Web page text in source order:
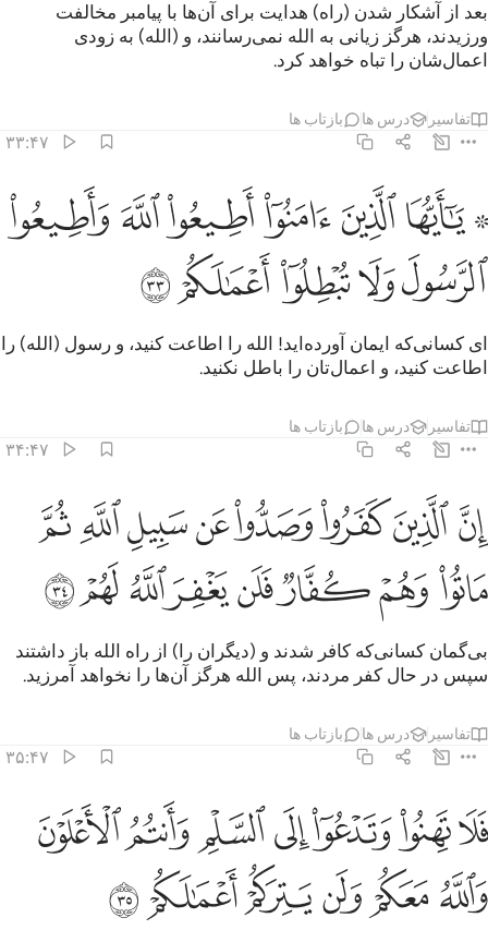
بعد از آشکار شدن (راه) هدایت برای آن‌ها با پیامبر مخالفت
ورزیدند، هرگز زیانی به الله نمی‌رسانند، و (الله) به زودی
اعمال‌شان را تباه خواهد کرد.
تفاسیر درس ها بازتاب ها
۳۳:۴۷
۞ يا ايها الذين امنوا اطيعوا الله واطيعوا الرسول ولا تبطلوا اعمالكم ٣٣
۞ يَـٰٓأَيُّهَا ٱلَّذِينَ ءَامَنُوٓا۟ أَطِيعُوا۟ ٱللَّهَ وَأَطِيعُوا۟ ٱلرَّسُولَ وَلَا تُبْطِلُوٓا۟
ﱯ ﱰﱱﱲﱳﱴﱵ
ﱶﱷﱸﱹﱺ
ای کسانی‌که ایمان آورده‌اید! الله را اطاعت کنید، و رسول (الله) را
اطاعت کنید، و اعمال‌تان را باطل نکنید.
تفاسیر درس ها بازتاب ها
۳۴:۴۷
ان الذين كفروا وصدوا عن سبيل الله ثم ماتوا وهم كفار فلن يغفر الله
إِنَّ ٱلَّذِينَ كَفَرُوا۟ وَصَدُّوا۟ عَن سَبِيلِ ٱللَّهِ ثُمَّ مَاتُوا۟ وَهُمْ كُفَّارٌۭ فَلَن
ﱻﱼﱽﱾﱿﲀﲁﲂ
ﲃﲄﲅﲆﲇﲈﲉﲊ
بی‌گمان کسانی‌که کافر شدند و (دیگران را) از راه الله باز داشتند
سپس در حال کفر مردند، پس الله هرگز آن‌ها را نخواهد آمرزید.
تفاسیر درس ها بازتاب ها
۳۵:۴۷
فلا تهنوا وتدعوا الى السلم وانتم الاعلون والله معكم ولن يتركم اعمالكم
فَلَا تَهِنُوا۟ وَتَدْعُوٓا۟ إِلَى ٱلسَّلْمِ وَأَنتُمُ ٱلْأَعْلَوْنَ وَٱللَّهُ مَعَكُمْ وَلَن يَتِرَكُمْ
ﲋﲌﲍﲎﲏﲐﲑ
ﲒﲓﲔﲕﲖﲗ